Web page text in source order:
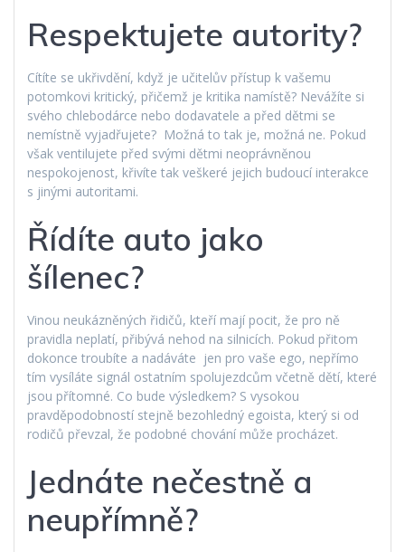
Respektujete autority?
Cítíte se ukřivdění, když je učitelův přístup k vašemu
potomkovi kritický, přičemž je kritika namístě? Nevážíte si
svého chlebodárce nebo dodavatele a před dětmi se
nemístně vyjadřujete? Možná to tak je, možná ne. Pokud
však ventilujete před svými dětmi neoprávněnou
nespokojenost, křivíte tak veškeré jejich budoucí interakce
s jinými autoritami.
Řídíte auto jako
šílenec?
Vinou neukázněných řidičů, kteří mají pocit, že pro ně
pravidla neplatí, přibývá nehod na silnicích. Pokud přitom
dokonce troubíte a nadáváte jen pro vaše ego, nepřímo
tím vysíláte signál ostatním spolujezdcům včetně dětí, které
jsou přítomné. Co bude výsledkem? S vysokou
pravděpodobností stejně bezohledný egoista, který si od
rodičů převzal, že podobné chování může procházet.
Jednáte nečestně a
neupřímně?